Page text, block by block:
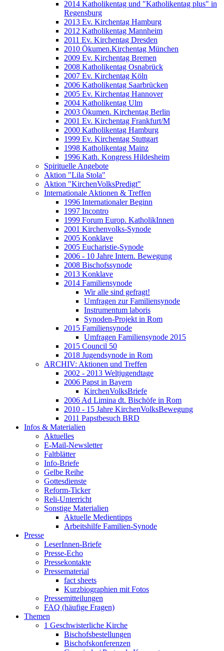
2014 Katholikentag und "Katholikentag plus" in
Regensburg
2013 Ev. Kirchentag Hamburg
2012 Katholikentag Mannheim
2011 Ev. Kirchentag Dresden
2010 Ökumen.Kirchentag München
2009 Ev. Kirchentag Bremen
2008 Katholikentag Osnabrück
2007 Ev. Kirchentag Köln
2006 Katholikentag Saarbrücken
2005 Ev. Kirchentag Hannover
2004 Katholikentag Ulm
2003 Ökumen. Kirchentag Berlin
2001 Ev. Kirchentag Frankfurt/M
2000 Katholikentag Hamburg
1999 Ev. Kirchentag Stuttgart
1998 Katholikentag Mainz
1996 Kath. Kongress Hildesheim
Spirituelle Angebote
Aktion "Lila Stola"
Aktion "KirchenVolksPredigt"
Internationale Aktionen & Treffen
1996 Internationaler Beginn
1997 Incontro
1999 Forum Europ. KatholikInnen
2001 Kirchenvolks-Synode
2005 Konklave
2005 Eucharistie-Synode
2006 - 10 Jahre Intern. Bewegung
2008 Bischofssynode
2013 Konklave
2014 Familiensynode
Wir alle sind gefragt!
Umfragen zur Familiensynode
Instrumentum laboris
Synoden-Projekt in Rom
2015 Familiensynode
Umfragen Familiensynode 2015
2015 Council 50
2018 Jugendsynode in Rom
ARCHIV: Aktionen und Treffen
2002 - 2013 Weltjugendtage
2006 Papst in Bayern
KirchenVolksBriefe
2006 Ad Limina dt. Bischöfe in Rom
2010 - 15 Jahre KirchenVolksBewegung
2011 Papstbesuch BRD
Infos & Materialien
Aktuelles
E-Mail-Newsletter
Faltblätter
Info-Briefe
Gelbe Reihe
Gottesdienste
Reform-Ticker
Reli-Unterricht
Sonstige Materialien
Aktuelle Medientipps
Arbeitshilfe Familien-Synode
Presse
LeserInnen-Briefe
Presse-Echo
Pressekontakte
Pressematerial
fact sheets
Kurzbiographien mit Fotos
Pressemitteilungen
FAQ (häufige Fragen)
Themen
1 Geschwisterliche Kirche
Bischofsbestellungen
Bischofskonferenzen